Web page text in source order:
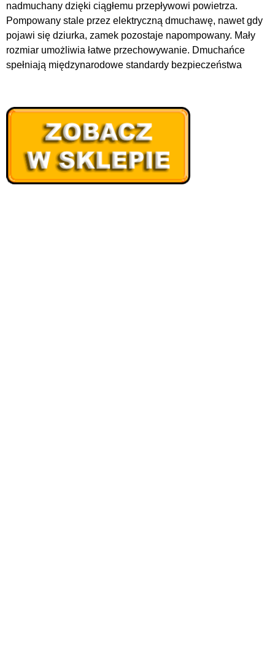
nadmuchany dzięki ciągłemu przepływowi powietrza.
Pompowany stale przez elektryczną dmuchawę, nawet gdy
pojawi się dziurka, zamek pozostaje napompowany. Mały
rozmiar umożliwia łatwe przechowywanie. Dmuchańce
spełniają międzynarodowe standardy bezpieczeństwa